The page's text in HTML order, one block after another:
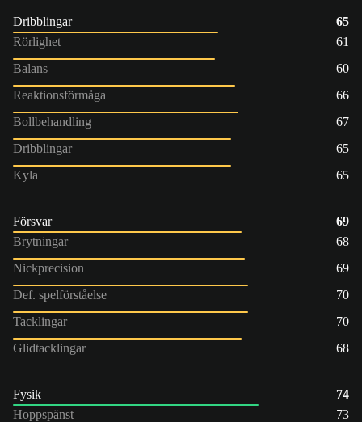
Dribblingar
65
Rörlighet
61
Balans
60
Reaktionsförmåga
66
Bollbehandling
67
Dribblingar
65
Kyla
65
Försvar
69
Brytningar
68
Nickprecision
69
Def. spelförståelse
70
Tacklingar
70
Glidtacklingar
68
Fysik
74
Hoppspänst
73